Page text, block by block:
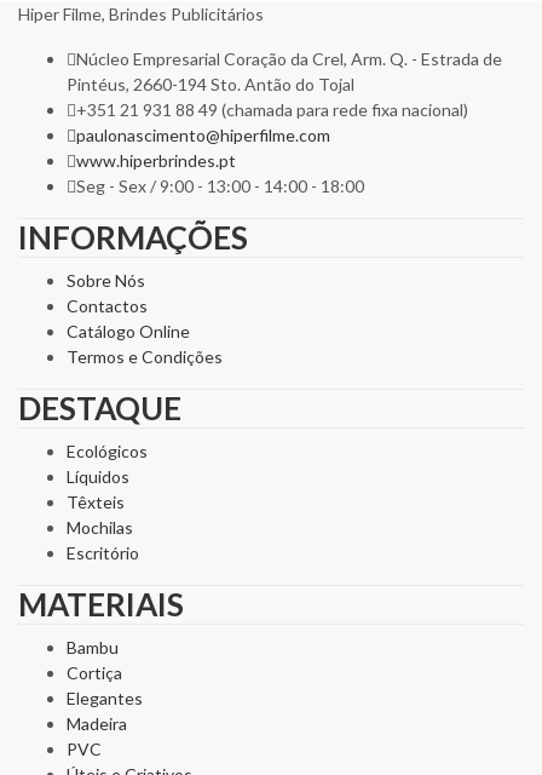
Hiper Filme, Brindes Publicitários
Núcleo Empresarial Coração da Crel, Arm. Q. - Estrada de
Pintéus, 2660-194 Sto. Antão do Tojal
+351 21 931 88 49 (chamada para rede fixa nacional)
paulonascimento@hiperfilme.com
www.hiperbrindes.pt
Seg - Sex / 9:00 - 13:00 - 14:00 - 18:00
INFORMAÇÕES
Sobre Nós
Contactos
Catálogo Online
Termos e Condições
DESTAQUE
Ecológicos
Líquidos
Têxteis
Mochilas
Escritório
MATERIAIS
Bambu
Cortiça
Elegantes
Madeira
PVC